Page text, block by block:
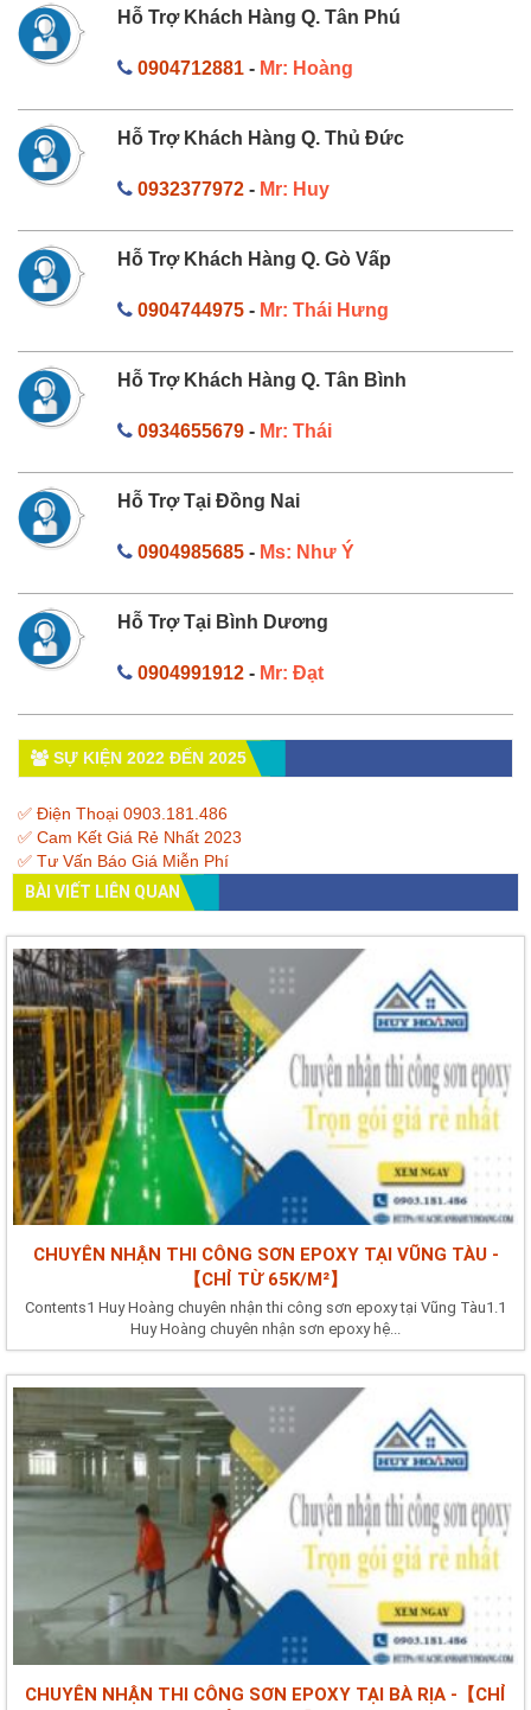
Hỗ Trợ Khách Hàng Q. Tân Phú
0904712881- Mr: Hoàng
Hỗ Trợ Khách Hàng Q. Thủ Đức
0932377972- Mr: Huy
Hỗ Trợ Khách Hàng Q. Gò Vấp
0904744975- Mr: Thái Hưng
Hỗ Trợ Khách Hàng Q. Tân Bình
0934655679- Mr: Thái
Hỗ Trợ Tại Đồng Nai
0904985685- Ms: Như Ý
Hỗ Trợ Tại Bình Dương
0904991912- Mr: Đạt
SỰ KIỆN 2022 ĐẾN 2025
✅ Điện Thoại 0903.181.486
✅ Cam Kết Giá Rẻ Nhất 2023
✅ Tư Vấn Báo Giá Miễn Phí
BÀI VIẾT LIÊN QUAN
CHUYÊN NHẬN THI CÔNG SƠN EPOXY TẠI VŨNG TÀU -
【CHỈ TỪ 65K/M²】
Contents1 Huy Hoàng chuyên nhận thi công sơn epoxy tại Vũng Tàu1.1
Huy Hoàng chuyên nhận sơn epoxy hệ...
CHUYÊN NHẬN THI CÔNG SƠN EPOXY TẠI BÀ RỊA -【CHỈ